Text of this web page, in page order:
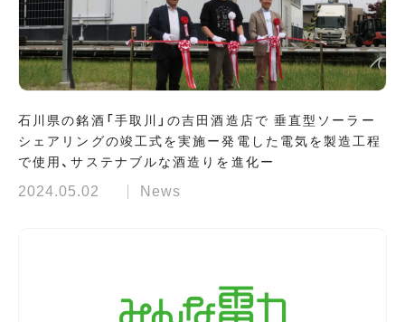
石川県の銘酒「手取川」の吉田酒造店で 垂直型ソーラー
シェアリングの竣工式を実施ー発電した電気を製造工程
で使用、サステナブルな酒造りを進化ー
2024.05.02 News